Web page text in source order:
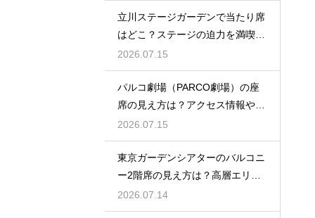
立川ステージガーデンで当たり席
はどこ？ステージの迫力を満喫で
きるベストポジションを紹介
2026.07.15
パルコ劇場（PARCO劇場）の座
席の見え方は？アクセス情報や劇
場の特徴も徹底紹介
2026.07.15
東京ガーデンシアターのバルコニ
ー2階席の見え方は？高層エリア
からの視界と音響をチェック
2026.07.14